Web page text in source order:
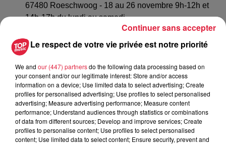
67480 Roeschwoog - 18 au 26 novembre 9h-12h et
14h-17h du lundi au samedi
Centre hospitalier de Haguenau - 64 avenue du
Professeur Leriche 67500 Haguenau - 18 au 26
novembre
Graine et cie - 22 rue Maréchal Foch 67540 Ostwald -
18 novembre au 2 décembre
Déchèterie de Gambsheim - Route du Rhin 67760
Gambsheim - 18 au 26 novembre 9h-12h et 14h-17h
du lundi au samedi
Déchèterie de Sessenheim - Route de Soufflenheim
67770 Sessenheim - 18 au 26 novembre 9h-12h et
Le respect de votre vie privée est notre priorité
We and our (447) partnersdo the following data processing based on
your consent and/or our legitimate interest: Store and/or access
information on a device; Use limited data to select advertising; Create
profiles for personalised advertising; Use profiles to select personalised
advertising; Measure advertising performance; Measure content
performance; Understand audiences through statistics or combinations
of data from different sources; Develop and improve services; Create
profiles to personalise content; Use profiles to select personalised
content; Use limited data to select content; Ensure security, prevent and
Continuer sans accepter